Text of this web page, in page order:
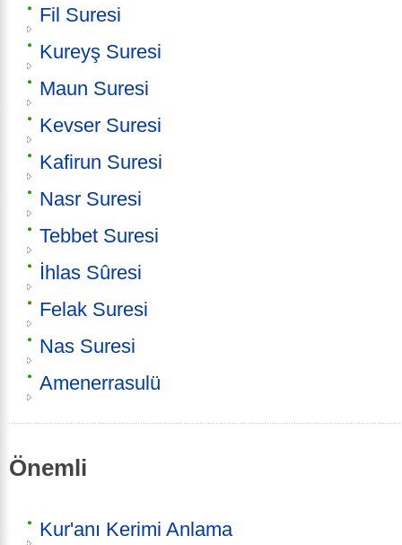
Fil Suresi
Kureyş Suresi
Maun Suresi
Kevser Suresi
Kafirun Suresi
Nasr Suresi
Tebbet Suresi
İhlas Sûresi
Felak Suresi
Nas Suresi
Amenerrasulü
Önemli
Kur'anı Kerimi Anlama